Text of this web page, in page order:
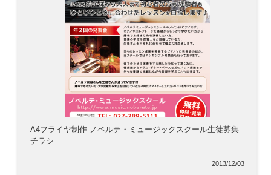
A4フライヤ制作 ノベルテ・ミュージックスクール生徒募集
チラシ
2013/12/03